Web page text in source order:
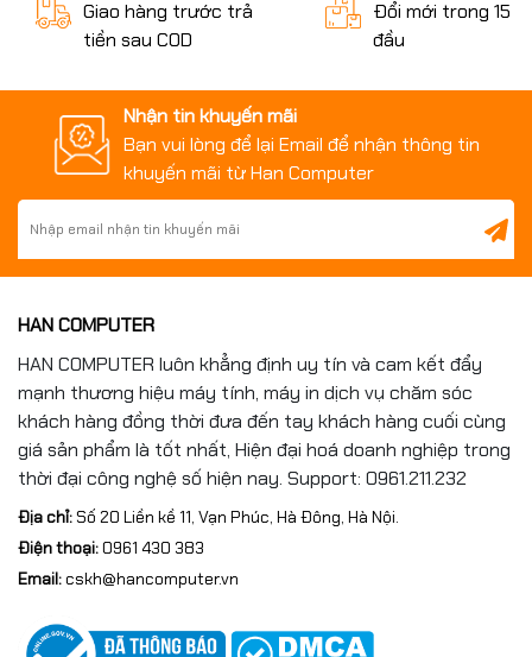
Giao hàng trước trả
tiền sau COD
Đổi mới trong 15
đầu
Nhận tin khuyến mãi
Bạn vui lòng để lại Email để nhận thông tin
khuyến mãi từ Han Computer
HAN COMPUTER
HAN COMPUTER luôn khẳng định uy tín và cam kết đẩy
mạnh thương hiệu máy tính, máy in dịch vụ chăm sóc
khách hàng đồng thời đưa đến tay khách hàng cuối cùng
giá sản phẩm là tốt nhất, Hiện đại hoá doanh nghiệp trong
thời đại công nghệ số hiện nay. Support: 0961.211.232
Địa chỉ:Số 20 Liền kề 11, Vạn Phúc, Hà Đông, Hà Nội.
Điện thoại:0961 430 383
Email:cskh@hancomputer.vn